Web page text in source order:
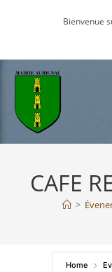
Bienvenue
CAFE
>
Home